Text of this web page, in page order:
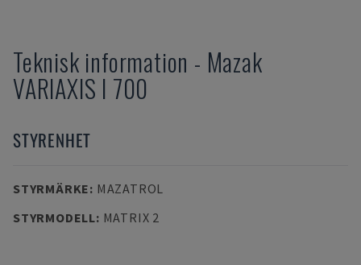
Teknisk information - Mazak
VARIAXIS I 700
STYRENHET
STYRMÄRKE: MAZATROL
STYRMODELL: MATRIX 2